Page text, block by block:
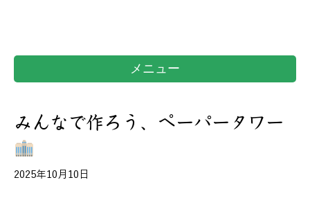
メニュー
みんなで作ろう、ペーパータワー
2025年10月10日